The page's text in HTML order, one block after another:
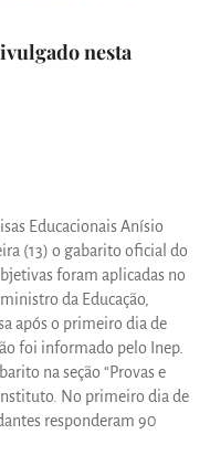
nesta
Educacionais Anísio
(13) o gabarito oficial do
foram aplicadas no
da Educação,
após o primeiro dia de
foi informado pelo Inep.
na seção “Provas e
No primeiro dia de
responderam 90